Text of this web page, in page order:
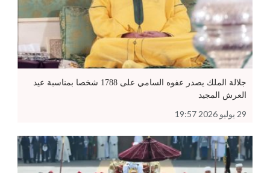
جلالة الملك يصدر عفوه السامي على 1788 شخصا بمناسبة عيد
العرش المجيد
29 يوليو 2026 19:57